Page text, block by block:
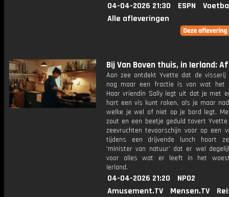
04-04-2026 21:30 ESPN
Alle afleveringen
Bij Van Boven thuis, in Ierland:
Aan zee ontdekt Yvette dat de visserij
nog maar een fractie is van wat het
Haar vriendin Sally legt uit dat je met
hart een vis kunt roken, als je maar
welke je wel of niet op je bord legt.
zout en een beetje geduld tovert
zeevruchten tevoorschijn voor op een
tijdens een drijvende lunch hoort
'minister van natuur' dat er wel
voor alles wat er leeft in het
Ierland.
04-04-2026 21:20
NPO2
Amusement.TV
Mensen.TV